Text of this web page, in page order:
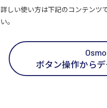
詳しい使い方は下記のコンテンツ
い。
ボタン操作から